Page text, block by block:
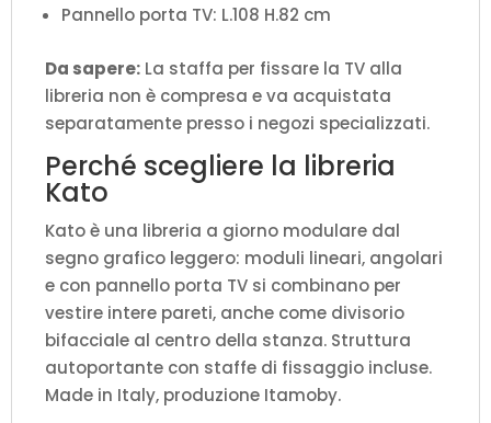
Pannello porta TV: L.108 H.82 cm
Da sapere: La staffa per fissare la TV alla
libreria non è compresa e va acquistata
separatamente presso i negozi specializzati.
Perché scegliere la libreria
Kato
Kato è una libreria a giorno modulare dal
segno grafico leggero: moduli lineari, angolari
e con pannello porta TV si combinano per
vestire intere pareti, anche come divisorio
bifacciale al centro della stanza. Struttura
autoportante con staffe di fissaggio incluse.
Made in Italy, produzione Itamoby.